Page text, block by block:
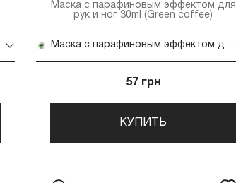
Маска с парафиновым эффектом для
рук и ног 30ml (Green coffee)
Маска с парафиновым эффектом для рук и ног 30ml (Green coffee)
57 грн
КУПИТЬ